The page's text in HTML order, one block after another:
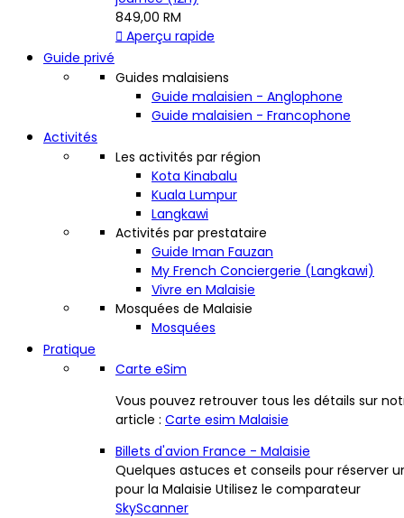
849,00 RM
 Aperçu rapide
Guide privé
Guides malaisiens
Guide malaisien - Anglophone
Guide malaisien - Francophone
Activités
Les activités par région
Kota Kinabalu
Kuala Lumpur
Langkawi
Activités par prestataire
Guide Iman Fauzan
My French Conciergerie (Langkawi)
Vivre en Malaisie
Mosquées de Malaisie
Mosquées
Pratique
Carte eSim
Vous pouvez retrouver tous les détails sur
article : Carte esim Malaisie
Billets d'avion France - Malaisie
Quelques astuces et conseils pour réserver
pour la Malaisie Utilisez le comparateur
SkyScanner